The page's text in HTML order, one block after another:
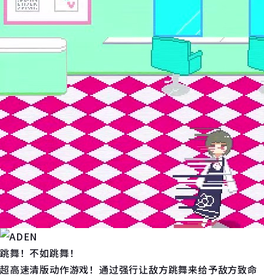
跳舞！不如跳舞！
超高速清版动作游戏！通过强行让敌方跳舞来给予敌方致命